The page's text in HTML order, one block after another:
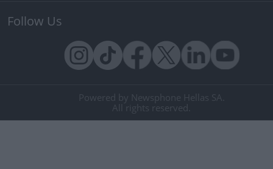
Follow Us
Powered by Newsphone Hellas SA.
All rights reserved.